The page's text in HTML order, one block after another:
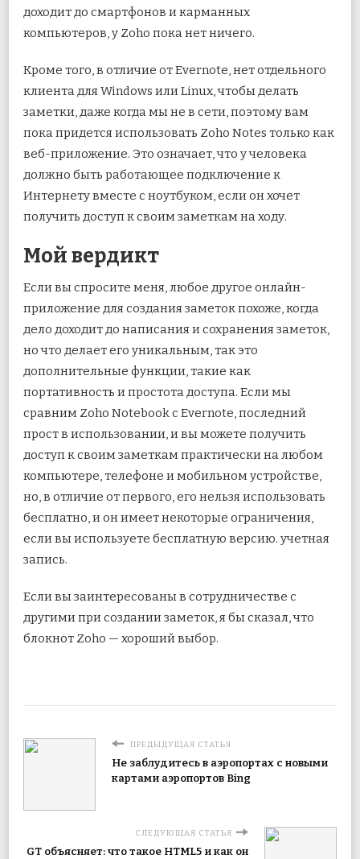
доходит до смартфонов и карманных
компьютеров, у Zoho пока нет ничего.
Кроме того, в отличие от Evernote, нет отдельного
клиента для Windows или Linux, чтобы делать
заметки, даже когда мы не в сети, поэтому вам
пока придется использовать Zoho Notes только как
веб-приложение. Это означает, что у человека
должно быть работающее подключение к
Интернету вместе с ноутбуком, если он хочет
получить доступ к своим заметкам на ходу.
Мой вердикт
Если вы спросите меня, любое другое онлайн-
приложение для создания заметок похоже, когда
дело доходит до написания и сохранения заметок,
но что делает его уникальным, так это
дополнительные функции, такие как
портативность и простота доступа. Если мы
сравним Zoho Notebook с Evernote, последний
прост в использовании, и вы можете получить
доступ к своим заметкам практически на любом
компьютере, телефоне и мобильном устройстве,
но, в отличие от первого, его нельзя использовать
бесплатно, и он имеет некоторые ограничения,
если вы используете бесплатную версию. учетная
запись.
Если вы заинтересованы в сотрудничестве с
другими при создании заметок, я бы сказал, что
блокнот Zoho — хороший выбор.
ПРЕДЫДУЩАЯ СТАТЬЯ
Не заблудитесь в аэропортах с новыми
картами аэропортов Bing
СЛЕДУЮЩАЯ СТАТЬЯ
GT объясняет: что такое HTML5 и как он